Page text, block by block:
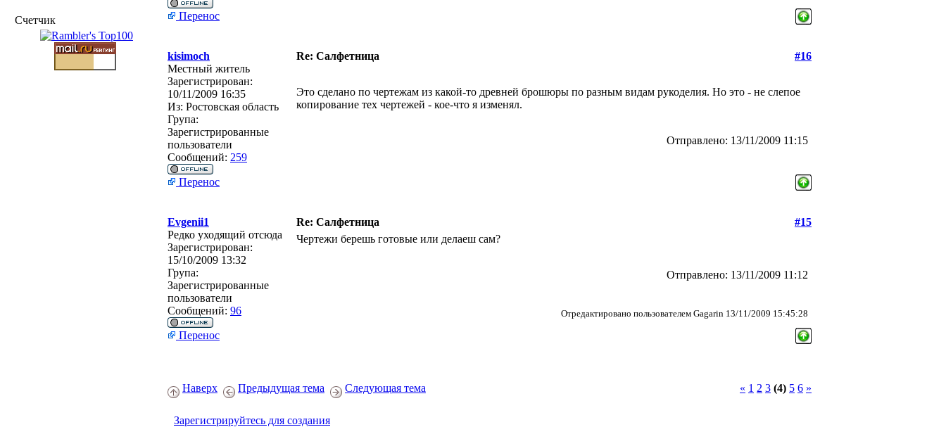
Счетчик Перенос
kisimoch Re: Салфетница
#16
Местный житель
Зарегистрирован:
10/11/2009 16:35
Из: Ростовская область
Група:
Зарегистрированные
пользователи
Сообщений: 259
Это сделано по чертежам из какой-то древней брошюры по разным видам рукоделия. Но это - не слепое
копирование тех чертежей - кое-что я изменял.
Отправлено: 13/11/2009 11:15
Перенос
Evgenii1 Re: Салфетница
#15
Редко уходящий отсюда
Зарегистрирован:
15/10/2009 13:32
Група:
Зарегистрированные
пользователи
Сообщений: 96
Чертежи берешь готовые или делаеш сам?
Отправлено: 13/11/2009 11:12
Отредактировано пользователем Gagarin 13/11/2009 15:45:28
Перенос
Наверх Предыдущая тема Следующая тема « 1 2 3 (4) 5 6 »
Зарегистрируйтесь для создания